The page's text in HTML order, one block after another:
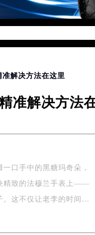
、台湾全部区域（非大
部）（需提前预约）
约）
室（需提前预约）
解决方法在这里
准解决方法
口手中的黑糖玛奇朵，
精致的法穆兰手表上——
这不仅让老李的时间感